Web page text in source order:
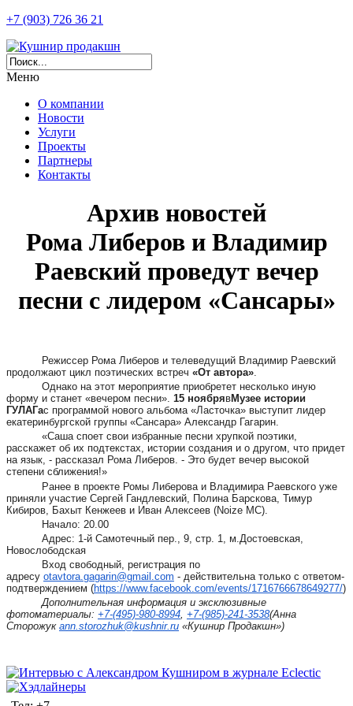
+7 (903) 726 36 21
Меню
О компании
Новости
Услуги
Проекты
Партнеры
Контакты
Архив новостей
Рома Либеров и Владимир
Раевский проведут вечер
песни с лидером «Сансары»
Режиссер Рома Либеров и телеведущий Владимир Раевский
продолжают цикл поэтических встреч «От автора».
Однако на этот мероприятие приобретет несколько иную
форму и станет «вечером песни». 15 ноябрявМузее истории
ГУЛАГас программой нового альбома «Ласточка» выступит лидер
екатеринбургской группы «Сансара» Александр Гагарин.
«Саша споет свои избранные песни хрупкой поэтики,
расскажет об их подтекстах, истории создания и о другом, что придет
на язык, - рассказал Рома Либеров. - Это будет вечер высокой
степени сближения!»
Ранее в проекте Ромы Либерова и Владимира Раевского уже
приняли участие Сергей Гандлевский, Полина Барскова, Тимур
Кибиров, Бахыт Кенжеев и Иван Алексеев (Noize MC).
Начало: 20.00
Адрес: 1-й Самотечный пер., 9, стр. 1, м.Достоевская,
Новослободская
Вход свободный, регистрация по
адресу otavtora.gagarin@gmail.com - действительна только с ответом-
подтверждением (https://www.facebook.com/events/1716766678649277/)
Дополнительная информация и эксклюзивные
фотоматериалы: +7-(495)-980-8994, +7-(985)-241-3538(Анна
Сторожук ann.storozhuk@kushnir.ru «Кушнир Продакшн»)